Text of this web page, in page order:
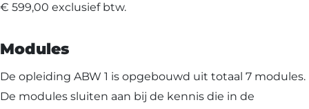
€ 599,00 exclusief btw.
Modules
De opleiding ABW 1 is opgebouwd uit totaal 7 modules.
De modules sluiten aan bij de kennis die in de